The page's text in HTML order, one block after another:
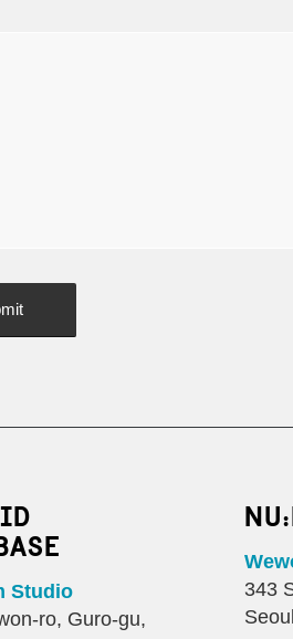
Studio
ro, Guro-gu,
343